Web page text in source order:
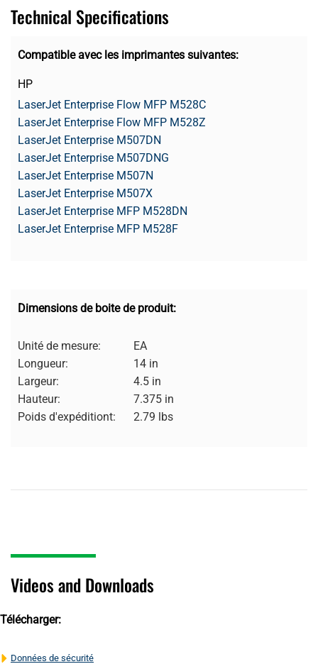
Technical Specifications
Compatible avec les imprimantes suivantes:
HP
LaserJet Enterprise Flow MFP M528C
LaserJet Enterprise Flow MFP M528Z
LaserJet Enterprise M507DN
LaserJet Enterprise M507DNG
LaserJet Enterprise M507N
LaserJet Enterprise M507X
LaserJet Enterprise MFP M528DN
LaserJet Enterprise MFP M528F
Dimensions de boite de produit:
Unité de mesure:
EA
Longueur:
14 in
Largeur:
4.5 in
Hauteur:
7.375 in
Poids d'expéditiont:
2.79 lbs
Videos and Downloads
Télécharger:
Données de sécurité